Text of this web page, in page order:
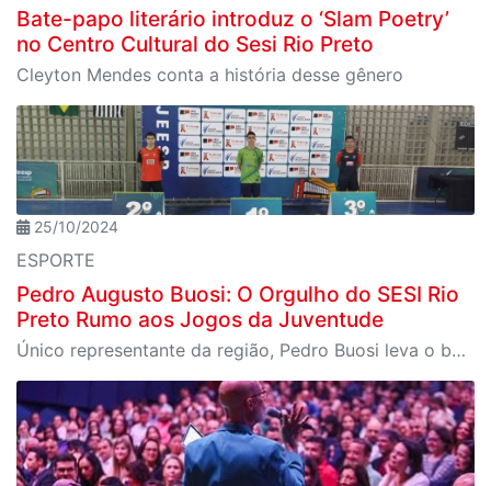
Bate-papo literário introduz o ‘Slam Poetry’
no Centro Cultural do Sesi Rio Preto
Cleyton Mendes conta a história desse gênero
25/10/2024
ESPORTE
Pedro Augusto Buosi: O Orgulho do SESI Rio
Preto Rumo aos Jogos da Juventude
Único representante da região, Pedro Buosi leva o badminton de Rio Preto aos Jogos da Juventude e sonha com uma vaga nos Jogos Mundiais